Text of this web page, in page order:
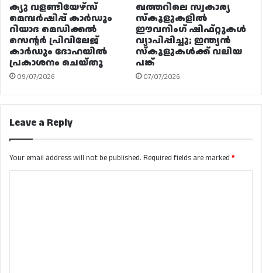
ക്യു വളണ്ടിയേഴ്‌സ്
മെമ്പർഷിപ്പ് കാർഡും
റിയാദ മെഡിക്കൽ
സെന്റർ പ്രിവിലേജ്
കാർഡും ദോഹയിൽ
പ്രകാശനം ചെയ്തു
09/07/2026
ഖത്തറിലെ സ്വകാര്യ
സ്കൂളുകളിൽ
ഈവനിംഗ് ഷിഫ്റ്റുകൾ
വ്യാപിപ്പിച്ചു; ഇന്ത്യൻ
സ്കൂളുകൾക്ക് വലിയ
പങ്ക്
07/07/2026
Leave a Reply
Your email address will not be published. Required fields are marked *